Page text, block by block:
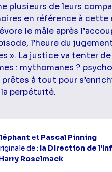
plusieurs de leurs
en référence à cette
le mâle après
l’heure du
». La justice va tenter
: mythomanes ?
à tout pour
perpétuité.
et Pascal Pinning
de :la Direction de
Roselmack